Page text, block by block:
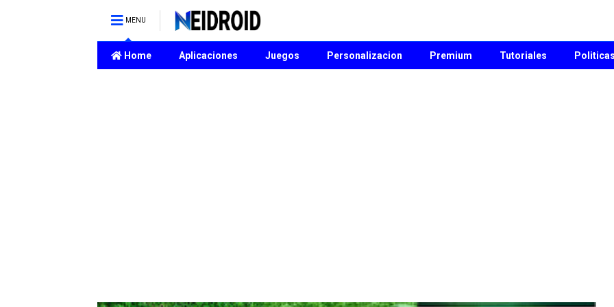
MENU
Home Aplicaciones Juegos Personalizacion Premium Tutoriales Politicas